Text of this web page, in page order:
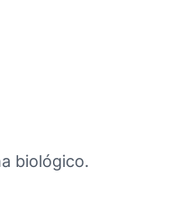
biológico.